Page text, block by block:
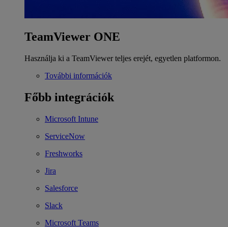
TeamViewer ONE
Használja ki a TeamViewer teljes erejét, egyetlen platformon.
További információk
Főbb integrációk
Microsoft Intune
ServiceNow
Freshworks
Jira
Salesforce
Slack
Microsoft Teams